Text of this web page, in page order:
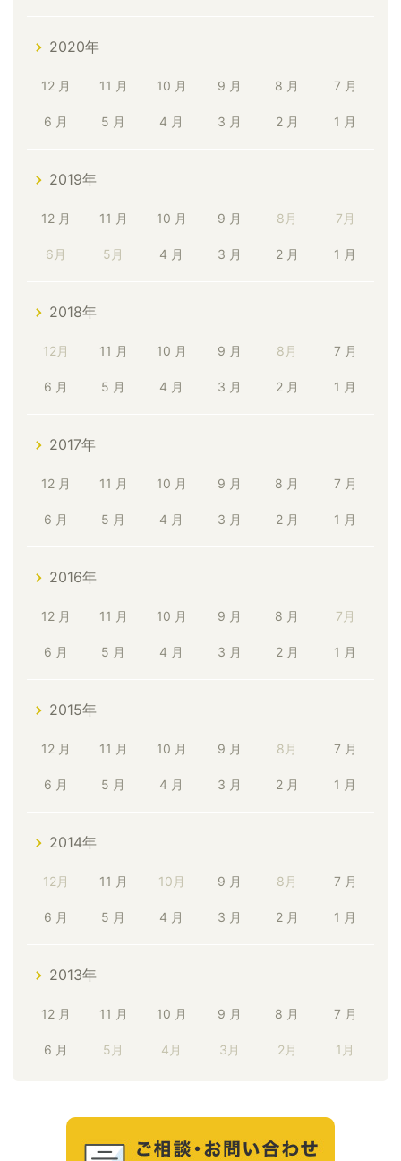
2020年
12 月 11 月 10 月 9 月 8 月 7 月
6 月 5 月 4 月 3 月 2 月 1 月
2019年
12 月 11 月 10 月 9 月 8月 7月
6月 5月 4 月 3 月 2 月 1 月
2018年
12月 11 月 10 月 9 月 8月 7 月
6 月 5 月 4 月 3 月 2 月 1 月
2017年
12 月 11 月 10 月 9 月 8 月 7 月
6 月 5 月 4 月 3 月 2 月 1 月
2016年
12 月 11 月 10 月 9 月 8 月 7月
6 月 5 月 4 月 3 月 2 月 1 月
2015年
12 月 11 月 10 月 9 月 8月 7 月
6 月 5 月 4 月 3 月 2 月 1 月
2014年
12月 11 月 10月 9 月 8月 7 月
6 月 5 月 4 月 3 月 2 月 1 月
2013年
12 月 11 月 10 月 9 月 8 月 7 月
6 月 5月 4月 3月 2月 1月